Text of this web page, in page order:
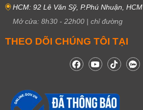
HCM: 92 Lê Văn Sỹ, P.Phú Nhuận, HCM
Mở cửa: 8h30 - 22h00 | chỉ đường
THEO DÕI CHÚNG TÔI TẠI